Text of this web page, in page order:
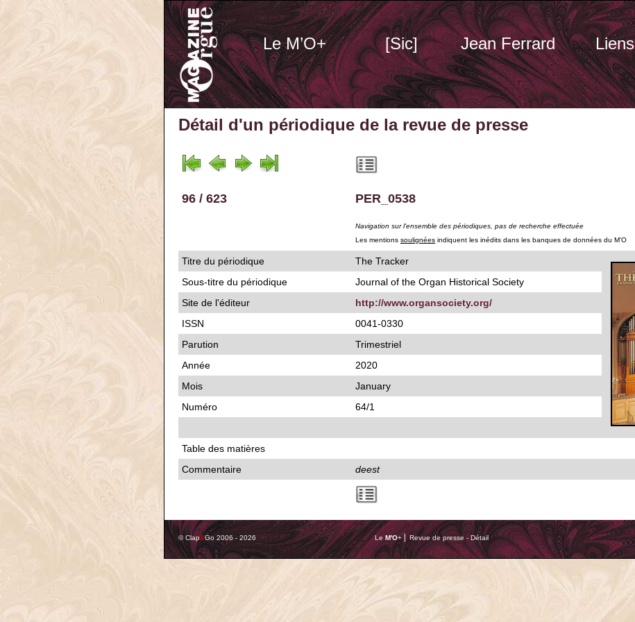
Le M’O+ [Sic] Jean Ferrard Liens
Détail d'un périodique de la revue de presse
96 / 623 PER_0538
Navigation sur l'ensemble des périodiques, pas de recherche effectuée
Les mentions soulignées indiquent les inédits dans les banques de données du M'O
Titre du périodique
The Tracker
Sous-titre du périodique
Journal of the Organ Historical Society
Site de l'éditeur
http://www.organsociety.org/
ISSN
0041-0330
Parution
Trimestriel
Année
2020
Mois
January
Numéro
64/1
Table des matières
Commentaire
deest
© Clap&Go 2006 - 2026 Le M'O+ ⎢ Revue de presse - Détail